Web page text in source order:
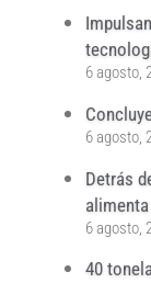
6 agosto,
6 agosto,
Detrás
6 agosto,
40